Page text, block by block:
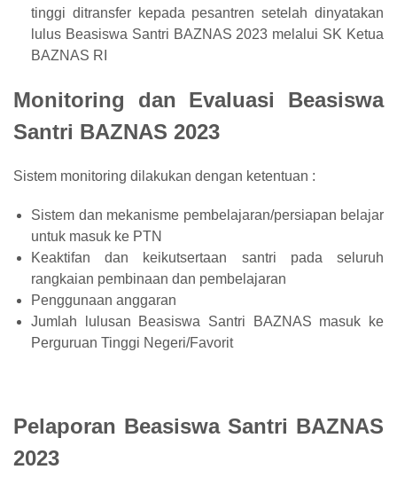
tinggi ditransfer kepada pesantren setelah dinyatakan
lulus Beasiswa Santri BAZNAS 2023 melalui SK Ketua
BAZNAS RI
Monitoring dan Evaluasi Beasiswa
Santri BAZNAS 2023
Sistem monitoring dilakukan dengan ketentuan :
Sistem dan mekanisme pembelajaran/persiapan belajar
untuk masuk ke PTN
Keaktifan dan keikutsertaan santri pada seluruh
rangkaian pembinaan dan pembelajaran
Penggunaan anggaran
Jumlah lulusan Beasiswa Santri BAZNAS masuk ke
Perguruan Tinggi Negeri/Favorit
Pelaporan Beasiswa Santri BAZNAS
2023